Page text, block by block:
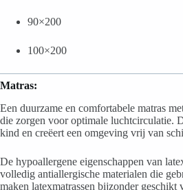
90×200
100×200
Matras:
Een duurzame en comfortabele matras
die zorgen voor optimale luchtcirculatie.
kind en creëert een omgeving vrij van
De hypoallergene eigenschappen van
volledig antiallergische materialen die
maken latexmatrassen bijzonder geschikt